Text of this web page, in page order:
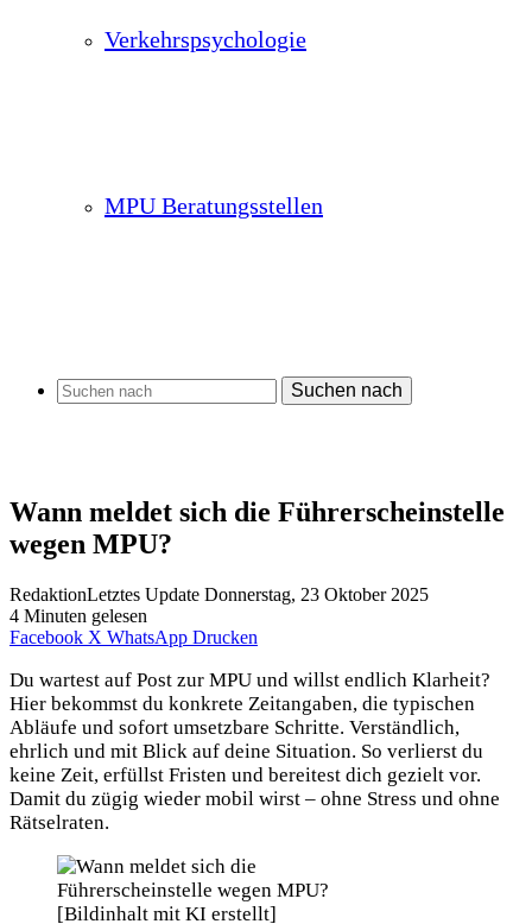
Verkehrspsychologie
MPU Beratungsstellen
Suchen nach
Wann meldet sich die Führerscheinstelle
wegen MPU?
RedaktionLetztes Update Donnerstag, 23 Oktober 2025
4 Minuten gelesen
Facebook X WhatsApp Drucken
Du wartest auf Post zur MPU und willst endlich Klarheit?
Hier bekommst du konkrete Zeitangaben, die typischen
Abläufe und sofort umsetzbare Schritte. Verständlich,
ehrlich und mit Blick auf deine Situation. So verlierst du
keine Zeit, erfüllst Fristen und bereitest dich gezielt vor.
Damit du zügig wieder mobil wirst – ohne Stress und ohne
Rätselraten.